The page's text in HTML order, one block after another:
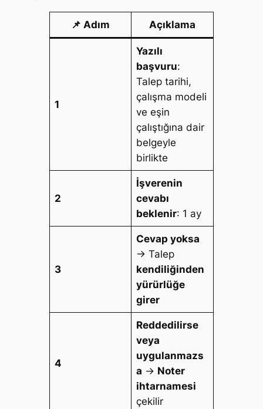
📌 Adım Açıklama
1
Yazılı
başvuru:
Talep tarihi,
çalışma modeli
ve eşin
çalıştığına dair
belgeyle
birlikte
2
İşverenin
cevabı
beklenir: 1 ay
3
Cevap yoksa
→ Talep
kendiliğinden
yürürlüğe
girer
4
Reddedilirse
veya
uygulanmazs
a → Noter
ihtarnamesi
çekilir